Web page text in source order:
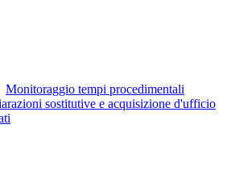
Monitoraggio tempi procedimentali
sostitutive e acquisizione d'ufficio